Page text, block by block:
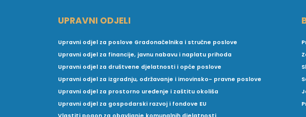
UPRAVNI ODJELI
Upravni odjel za poslove Gradonačelnika i stručne poslove
Upravni odjel za financije, javnu nabavu i naplatu prihoda
Upravni odjel za društvene djelatnosti i opće poslove
Upravni odjel za izgradnju, održavanje i imovinsko- pravne poslove
Upravni odjel za prostorno uređenje i zaštitu okoliša
Upravni odjel za gospodarski razvoj i fondove EU